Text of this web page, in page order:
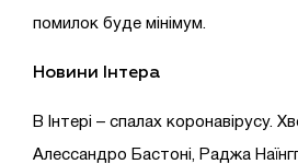
помилок буде мінімум.
Новини Інтера
В Інтері – спалах коронавірусу.
Алессандро Бастоні, Раджа